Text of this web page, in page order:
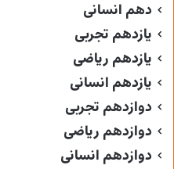
دهم انسانی
یازدهم تجربی
یازدهم ریاضی
یازدهم انسانی
دوازدهم تجربی
دوازدهم ریاضی
دوازدهم انسانی